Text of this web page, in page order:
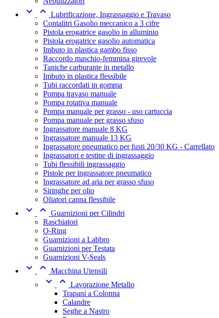
  Lubrificazione, Ingrassaggio e Travaso
Contalitri Gasolio meccanico a 3 cifre
Pistola erogatrice gasolio in alluminio
Pistola erogatrice gasolio automatica
Imbuto in plastica gambo fisso
Raccordo maschio-femmina girevole
Taniche carburante in metallo
Imbuto in plastica flessibile
Tubi raccordati in gomma
Pompa travaso manuale
Pompa rotativa manuale
Pompa manuale per grasso - uso cartuccia
Pompa manuale per grasso sfuso
Ingrassatore manuale 8 KG
Ingrassatore manuale 13 KG
Ingrassatore pneumatico per fusti 20/30 KG - Carrellato
Ingrassatori e testine di ingrassaggio
Tubi flessibili ingrassaggio
Pistole per ingrassatore pneumatico
Ingrassatore ad aria per grasso sfuso
Siringhe per olio
Oliatori canna flessibile
  Guarnizioni per Cilindri
Raschiatori
O-Ring
Guarnizioni a Labbro
Guarnizioni per Testata
Guarnizioni V-Seals
  Macchina Utensili
  Lavorazione Metallo
Trapani a Colonna
Calandre
Seghe a Nastro